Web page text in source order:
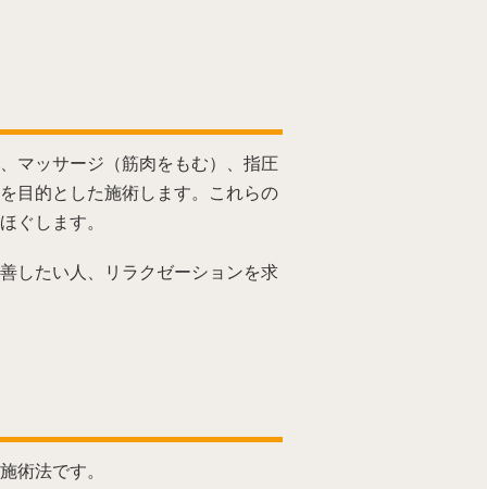
マッサージ（筋肉をもむ）、指圧
目的とした施術します。これらの
ぐします。
したい人、リラクゼーションを求
術法です。